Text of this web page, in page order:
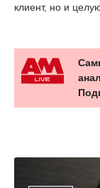
клиент, но и